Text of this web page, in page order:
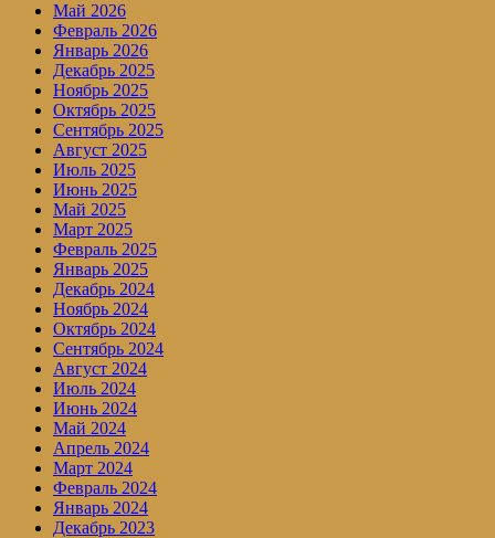
Май 2026
Февраль 2026
Январь 2026
Декабрь 2025
Ноябрь 2025
Октябрь 2025
Сентябрь 2025
Август 2025
Июль 2025
Июнь 2025
Май 2025
Март 2025
Февраль 2025
Январь 2025
Декабрь 2024
Ноябрь 2024
Октябрь 2024
Сентябрь 2024
Август 2024
Июль 2024
Июнь 2024
Май 2024
Апрель 2024
Март 2024
Февраль 2024
Январь 2024
Декабрь 2023